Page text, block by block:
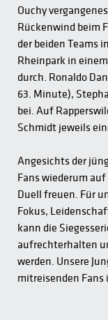
Ouchy
Rückenwind beim
der beiden Teams
Rheinpark in
durch. Ronaldo
63. Minute),
bei. Auf
Schmidt jeweils
Angesichts der
Fans wiederum
Duell freuen. Für
Fokus,
kann die
aufrechterhalten
werden. Unsere
mitreisenden Fans